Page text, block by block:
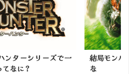
は2ndGが最高だった
モンハンワ
して里帰り